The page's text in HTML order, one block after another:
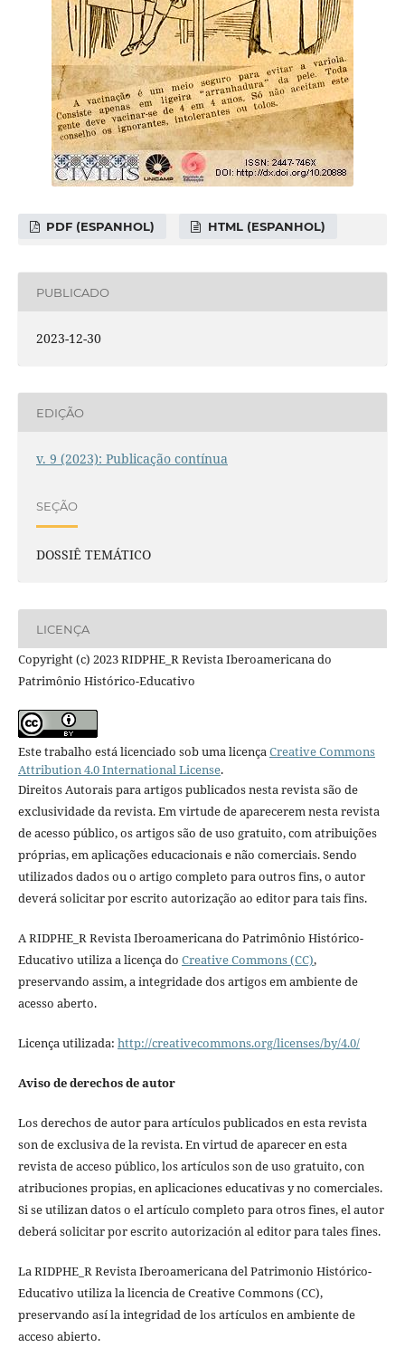
PDF (ESPANHOL) HTML (ESPANHOL)
PUBLICADO
2023-12-30
EDIÇÃO
v. 9 (2023): Publicação contínua
SEÇÃO
DOSSIÊ TEMÁTICO
LICENÇA
Copyright (c) 2023 RIDPHE_R Revista Iberoamericana do
Patrimônio Histórico-Educativo
Este trabalho está licenciado sob uma licençaCreative Commons
Attribution 4.0 International License.
Direitos Autorais para artigos publicados nesta revista são de
exclusividade da revista. Em virtude de aparecerem nesta revista
de acesso público, os artigos são de uso gratuito, com atribuições
próprias, em aplicações educacionais e não comerciais. Sendo
utilizados dados ou o artigo completo para outros fins, o autor
deverá solicitar por escrito autorização ao editor para tais fins.
A RIDPHE_R Revista Iberoamericana do Patrimônio Histórico-
Educativo utiliza a licença do Creative Commons (CC),
preservando assim, a integridade dos artigos em ambiente de
acesso aberto.
Licença utilizada: http://creativecommons.org/licenses/by/4.0/
Aviso de derechos de autor
Los derechos de autor para artículos publicados en esta revista
son de exclusiva de la revista. En virtud de aparecer en esta
revista de acceso público, los artículos son de uso gratuito, con
atribuciones propias, en aplicaciones educativas y no comerciales.
Si se utilizan datos o el artículo completo para otros fines, el autor
deberá solicitar por escrito autorización al editor para tales fines.
La RIDPHE_R Revista Iberoamericana del Patrimonio Histórico-
Educativo utiliza la licencia de Creative Commons (CC),
preservando así la integridad de los artículos en ambiente de
acceso abierto.